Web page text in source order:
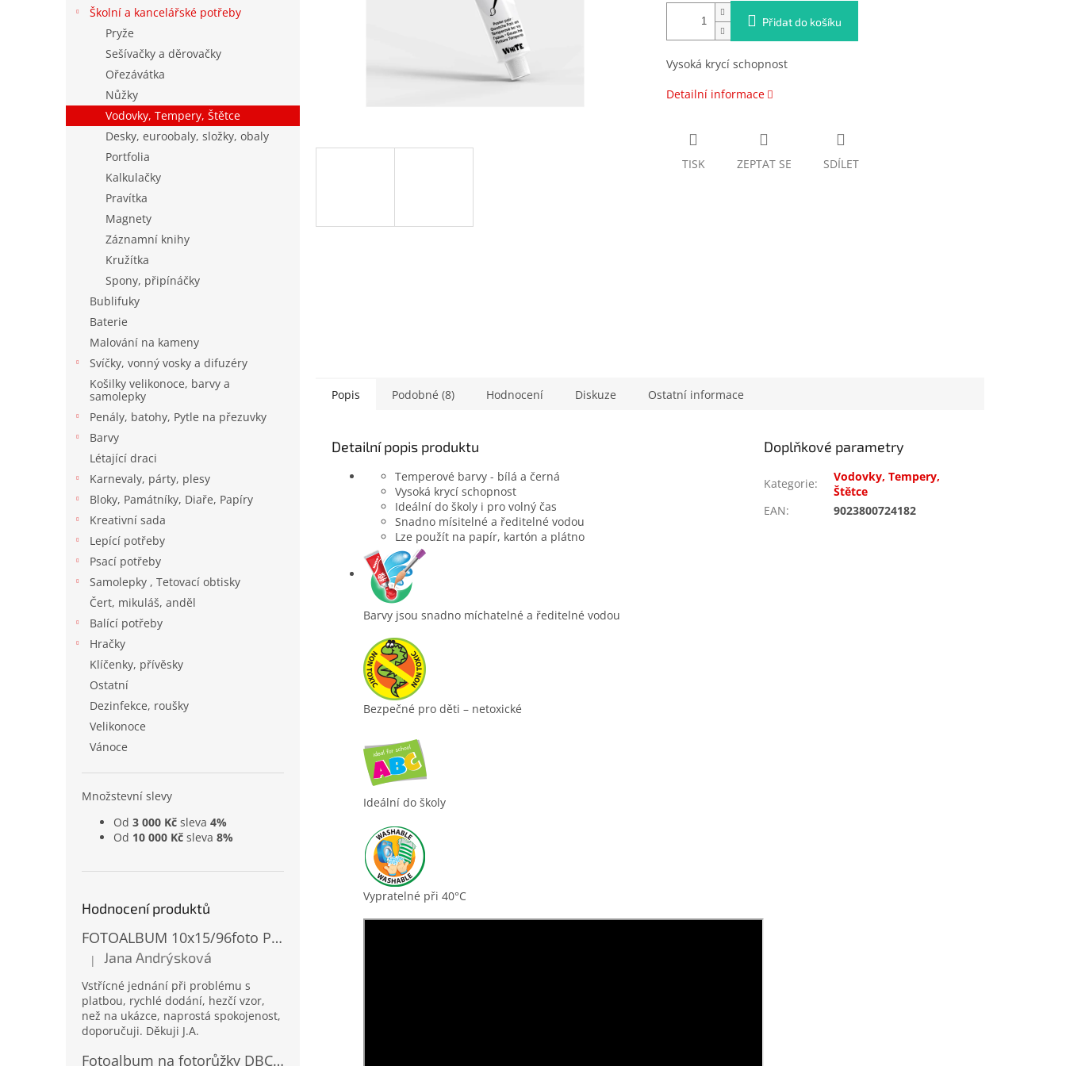
Školní a kancelářské potřeby
Pryže
Sešívačky a děrovačky
Ořezávátka
Nůžky
Vodovky, Tempery, Štětce
Desky, euroobaly, složky, obaly
Portfolia
Kalkulačky
Pravítka
Magnety
Záznamní knihy
Kružítka
Spony, připínáčky
Bublifuky
Baterie
Malování na kameny
Svíčky, vonný vosky a difuzéry
Košilky velikonoce, barvy a
samolepky
Penály, batohy, Pytle na přezuvky
Barvy
Létající draci
Karnevaly, párty, plesy
Bloky, Památníky, Diaře, Papíry
Kreativní sada
Lepící potřeby
Psací potřeby
Samolepky , Tetovací obtisky
Čert, mikuláš, anděl
Balící potřeby
Hračky
Klíčenky, přívěsky
Ostatní
Dezinfekce, roušky
Velikonoce
Vánoce
Množstevní slevy
Od 3 000 Kč sleva 4%
Od 10 000 Kč sleva 8%
Hodnocení produktů
FOTOALBUM 10x15/96foto PP-4696 MIX
Hodnocení produktu je 5 z 5 hvězdiček.
| Jana Andrýsková
Vstřícné jednání při problému s
platbou, rychlé dodání, hezčí vzor,
než na ukázce, naprostá spokojenost,
doporučuji. Děkuji J.A.
Fotoalbum na fotorůžky DBCL-30 Homage 2
Přidat do košíku
Vysoká krycí schopnost
Detailní informace
TISK ZEPTAT SE SDÍLET
Popis Podobné (8) Hodnocení Diskuze Ostatní informace
Detailní popis produktu
Temperové barvy - bílá a černá
Vysoká krycí schopnost
Ideální do školy i pro volný čas
Snadno mísitelné a ředitelné vodou
Lze použít na papír, kartón a plátno
Barvy jsou snadno míchatelné a ředitelné vodou
Bezpečné pro děti – netoxické
Ideální do školy
Vypratelné při 40°C
Doplňkové parametry
Kategorie:
Vodovky, Tempery,
Štětce
EAN: 9023800724182